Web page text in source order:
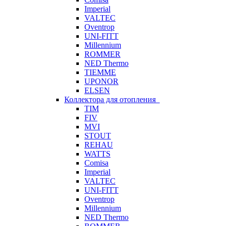
Imperial
VALTEC
Oventrop
UNI-FITT
Millennium
ROMMER
NED Thermo
TIEMME
UPONOR
ELSEN
Коллектора для отопления
TIM
FIV
MVI
STOUT
REHAU
WATTS
Comisa
Imperial
VALTEC
UNI-FITT
Oventrop
Millennium
NED Thermo